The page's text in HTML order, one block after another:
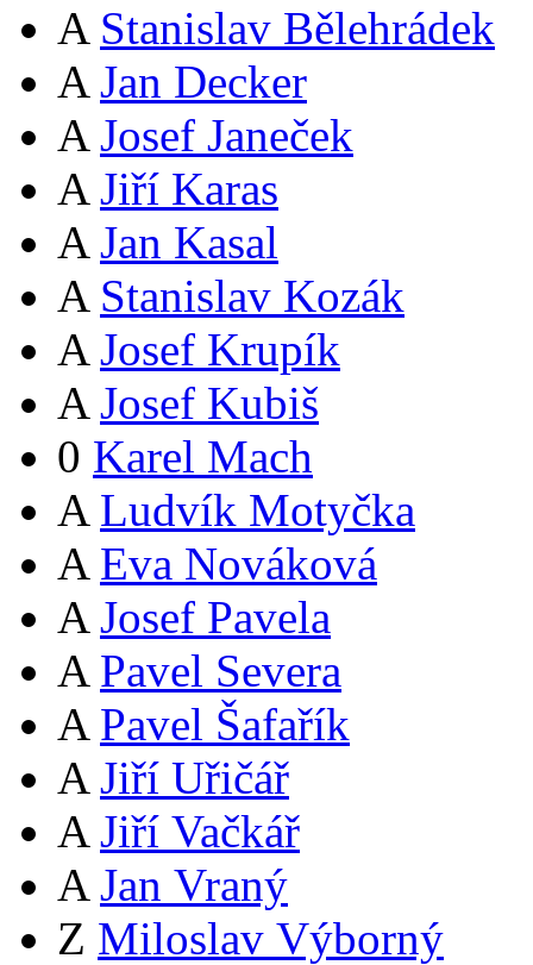
A Stanislav Bělehrádek
A Jan Decker
A Josef Janeček
A Jiří Karas
A Jan Kasal
A Stanislav Kozák
A Josef Krupík
A Josef Kubiš
0 Karel Mach
A Ludvík Motyčka
A Eva Nováková
A Josef Pavela
A Pavel Severa
A Pavel Šafařík
A Jiří Uřičář
A Jiří Vačkář
A Jan Vraný
Z Miloslav Výborný